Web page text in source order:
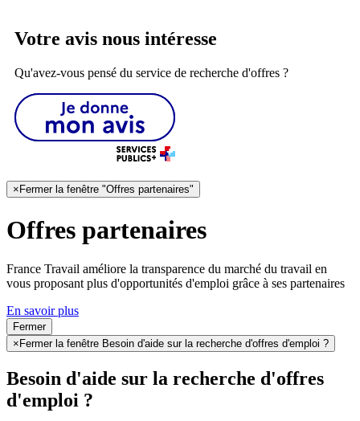
Votre avis nous intéresse
Qu'avez-vous pensé du service de recherche d'offres ?
× Fermer la fenêtre "Offres partenaires"
Offres partenaires
France Travail améliore la transparence du marché du travail en
vous proposant plus d'opportunités d'emploi grâce à ses partenaires
En savoir plus
Fermer
× Fermer la fenêtre Besoin d'aide sur la recherche d'offres d'emploi ?
Besoin d'aide sur la recherche d'offres
d'emploi ?